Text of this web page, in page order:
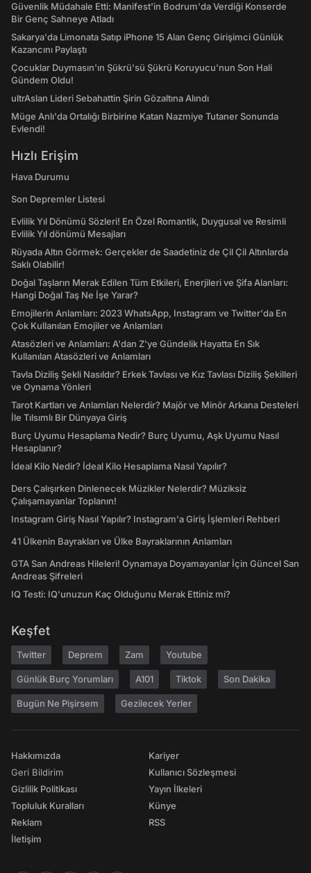
Güvenlik Müdahale Etti: Manifest'in Bodrum'da Verdiği Konserde
Bir Genç Sahneye Atladı
Sakarya'da Limonata Satıp iPhone 15 Alan Genç Girişimci Günlük
Kazancını Paylaştı
Çocuklar Duymasın'ın Şükrü'sü Şükrü Koruyucu'nun Son Hali
Gündem Oldu!
ultrAslan Lideri Sebahattin Şirin Gözaltına Alındı
Müge Anlı'da Ortalığı Birbirine Katan Nazmiye Tutaner Sonunda
Evlendi!
Hızlı Erişim
Hava Durumu
Son Depremler Listesi
Evlilik Yıl Dönümü Sözleri! En Özel Romantik, Duygusal ve Resimli
Evlilik Yıl dönümü Mesajları
Rüyada Altın Görmek: Gerçekler de Saadetiniz de Çil Çil Altınlarda
Saklı Olabilir!
Doğal Taşların Merak Edilen Tüm Etkileri, Enerjileri ve Şifa Alanları:
Hangi Doğal Taş Ne İşe Yarar?
Emojilerin Anlamları: 2023 WhatsApp, Instagram ve Twitter'da En
Çok Kullanılan Emojiler ve Anlamları
Atasözleri ve Anlamları: A'dan Z'ye Gündelik Hayatta En Sık
Kullanılan Atasözleri ve Anlamları
Tavla Diziliş Şekli Nasıldır? Erkek Tavlası ve Kız Tavlası Diziliş Şekilleri
ve Oynama Yönleri
Tarot Kartları ve Anlamları Nelerdir? Majör ve Minör Arkana Desteleri
İle Tılsımlı Bir Dünyaya Giriş
Burç Uyumu Hesaplama Nedir? Burç Uyumu, Aşk Uyumu Nasıl
Hesaplanır?
İdeal Kilo Nedir? İdeal Kilo Hesaplama Nasıl Yapılır?
Ders Çalışırken Dinlenecek Müzikler Nelerdir? Müziksiz
Çalışamayanlar Toplanın!
Instagram Giriş Nasıl Yapılır? Instagram'a Giriş İşlemleri Rehberi
41 Ülkenin Bayrakları ve Ülke Bayraklarının Anlamları
GTA San Andreas Hileleri! Oynamaya Doyamayanlar İçin Güncel San
Andreas Şifreleri
IQ Testi: IQ'unuzun Kaç Olduğunu Merak Ettiniz mi?
Keşfet
Twitter Deprem Zam Youtube
Günlük Burç Yorumları A101 Tiktok Son Dakika
Bugün Ne Pişirsem Gezilecek Yerler
Hakkımızda
Geri Bildirim
Gizlilik Politikası
Topluluk Kuralları
Reklam
İletişim
Kariyer
Kullanıcı Sözleşmesi
Yayın İlkeleri
Künye
RSS